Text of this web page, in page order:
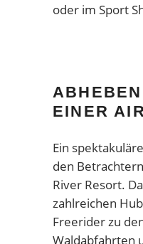
oder im Sport
EINER
Ein
den
River Resort.
zahlreichen
Freerider zu
Waldabfahrten